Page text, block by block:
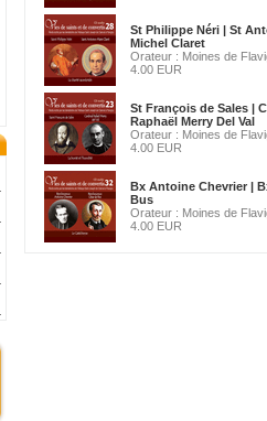
St Philippe Néri | St
Michel Claret
Orateur : Moines de
4.00 EUR
St François de Sales |
Raphaël Merry Del Val
Orateur : Moines de
4.00 EUR
Bx Antoine Chevrier |
Bus
Orateur : Moines de
4.00 EUR